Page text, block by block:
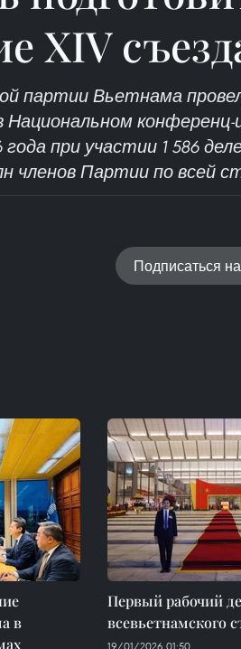
XIV
партии Вьетнама
Национальном
года при участии 1 586
членов Партии по всей
Подписаться
в
Первый рабочий
всевьетнамского
19/01/2026 01:50